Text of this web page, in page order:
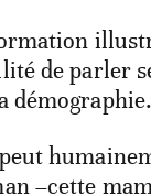
de parler
démographie.
–cette